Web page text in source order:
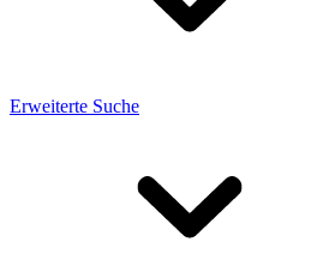
Erweiterte Suche